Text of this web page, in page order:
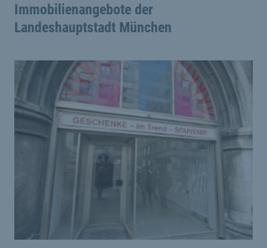
Immobilienangebote der
Landeshauptstadt München